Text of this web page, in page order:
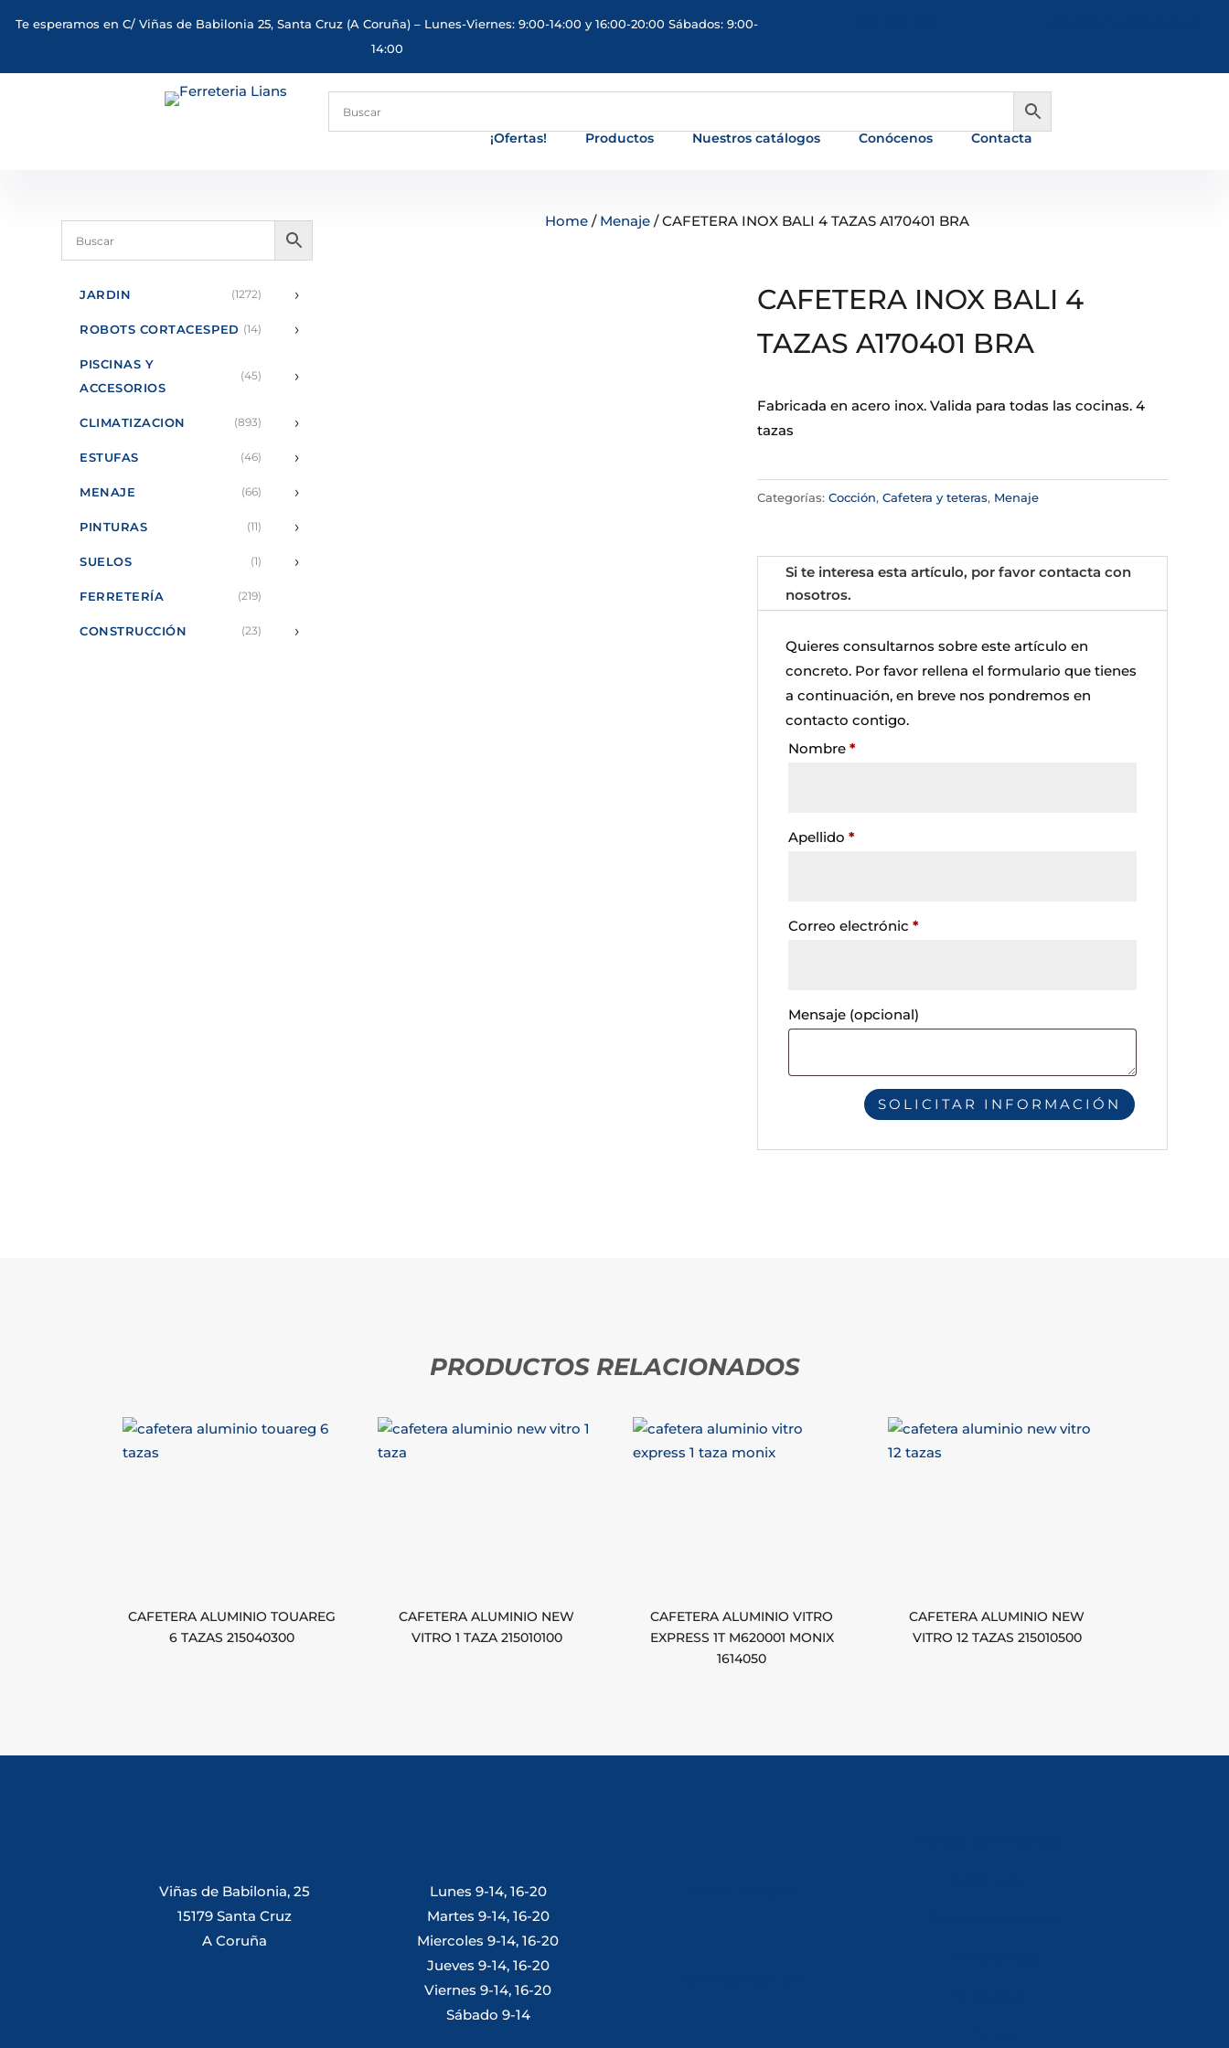
Te esperamos en C/ Viñas de Babilonia 25, Santa Cruz (A Coruña) – Lunes-Viernes: 9:00-14:00 y 16:00-20:00 Sábados: 9:00-
14:00
¡Ofertas! Productos Nuestros catálogos Conócenos Contacta
JARDIN (1272) ›
ROBOTS CORTACESPED (14) ›
PISCINAS Y
ACCESORIOS
(45) ›
CLIMATIZACION (893) ›
ESTUFAS (46) ›
MENAJE (66) ›
PINTURAS (11) ›
SUELOS (1) ›
FERRETERÍA (219)
CONSTRUCCIÓN (23) ›
Home/ Menaje/ CAFETERA INOX BALI 4 TAZAS A170401 BRA
CAFETERA INOX BALI 4
TAZAS A170401 BRA
Fabricada en acero inox. Valida para todas las cocinas. 4
tazas
Categorías: Cocción, Cafetera y teteras, Menaje
Si te interesa esta artículo, por favor contacta con
nosotros.
Quieres consultarnos sobre este artículo en
concreto. Por favor rellena el formulario que tienes
a continuación, en breve nos pondremos en
contacto contigo.
Nombre *
Apellido *
Correo electrónic *
Mensaje (opcional)
PRODUCTOS RELACIONADOS
CAFETERA ALUMINIO TOUAREG
6 TAZAS 215040300
CAFETERA ALUMINIO NEW
VITRO 1 TAZA 215010100
CAFETERA ALUMINIO VITRO
EXPRESS 1T M620001 MONIX
1614050
CAFETERA ALUMINIO NEW
VITRO 12 TAZAS 215010500
Viñas de Babilonia, 25
15179 Santa Cruz
A Coruña
Lunes 9-14, 16-20
Martes 9-14, 16-20
Miercoles 9-14, 16-20
Jueves 9-14, 16-20
Viernes 9-14, 16-20
Sábado 9-14